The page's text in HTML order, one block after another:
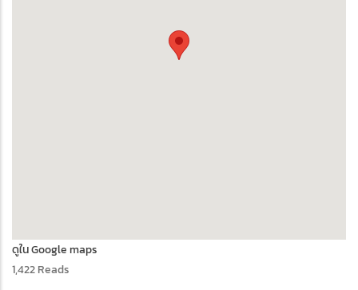
ดูใน Google maps
1,422 Reads